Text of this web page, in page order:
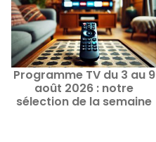
Programme TV du 3 au 9
août 2026 : notre
sélection de la semaine